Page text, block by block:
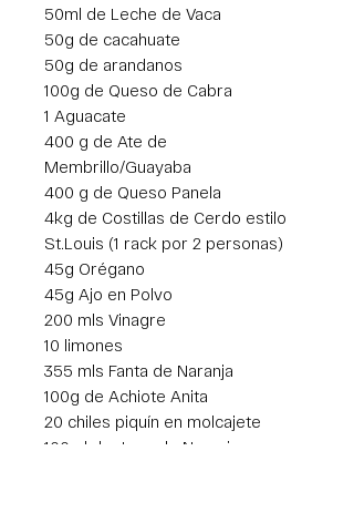
50ml de Leche de Vaca
50g de cacahuate
50g de arandanos
100g de Queso de Cabra
1 Aguacate
400 g de Ate de
Membrillo/Guayaba
400 g de Queso Panela
4kg de Costillas de Cerdo estilo
St.Louis (1 rack por 2 personas)
45g Orégano
45g Ajo en Polvo
200 mls Vinagre
10 limones
355 mls Fanta de Naranja
100g de Achiote Anita
20 chiles piquín en molcajete
100ml de Jugo de Naranja